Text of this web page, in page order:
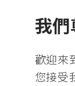
我
歡迎來
您接受